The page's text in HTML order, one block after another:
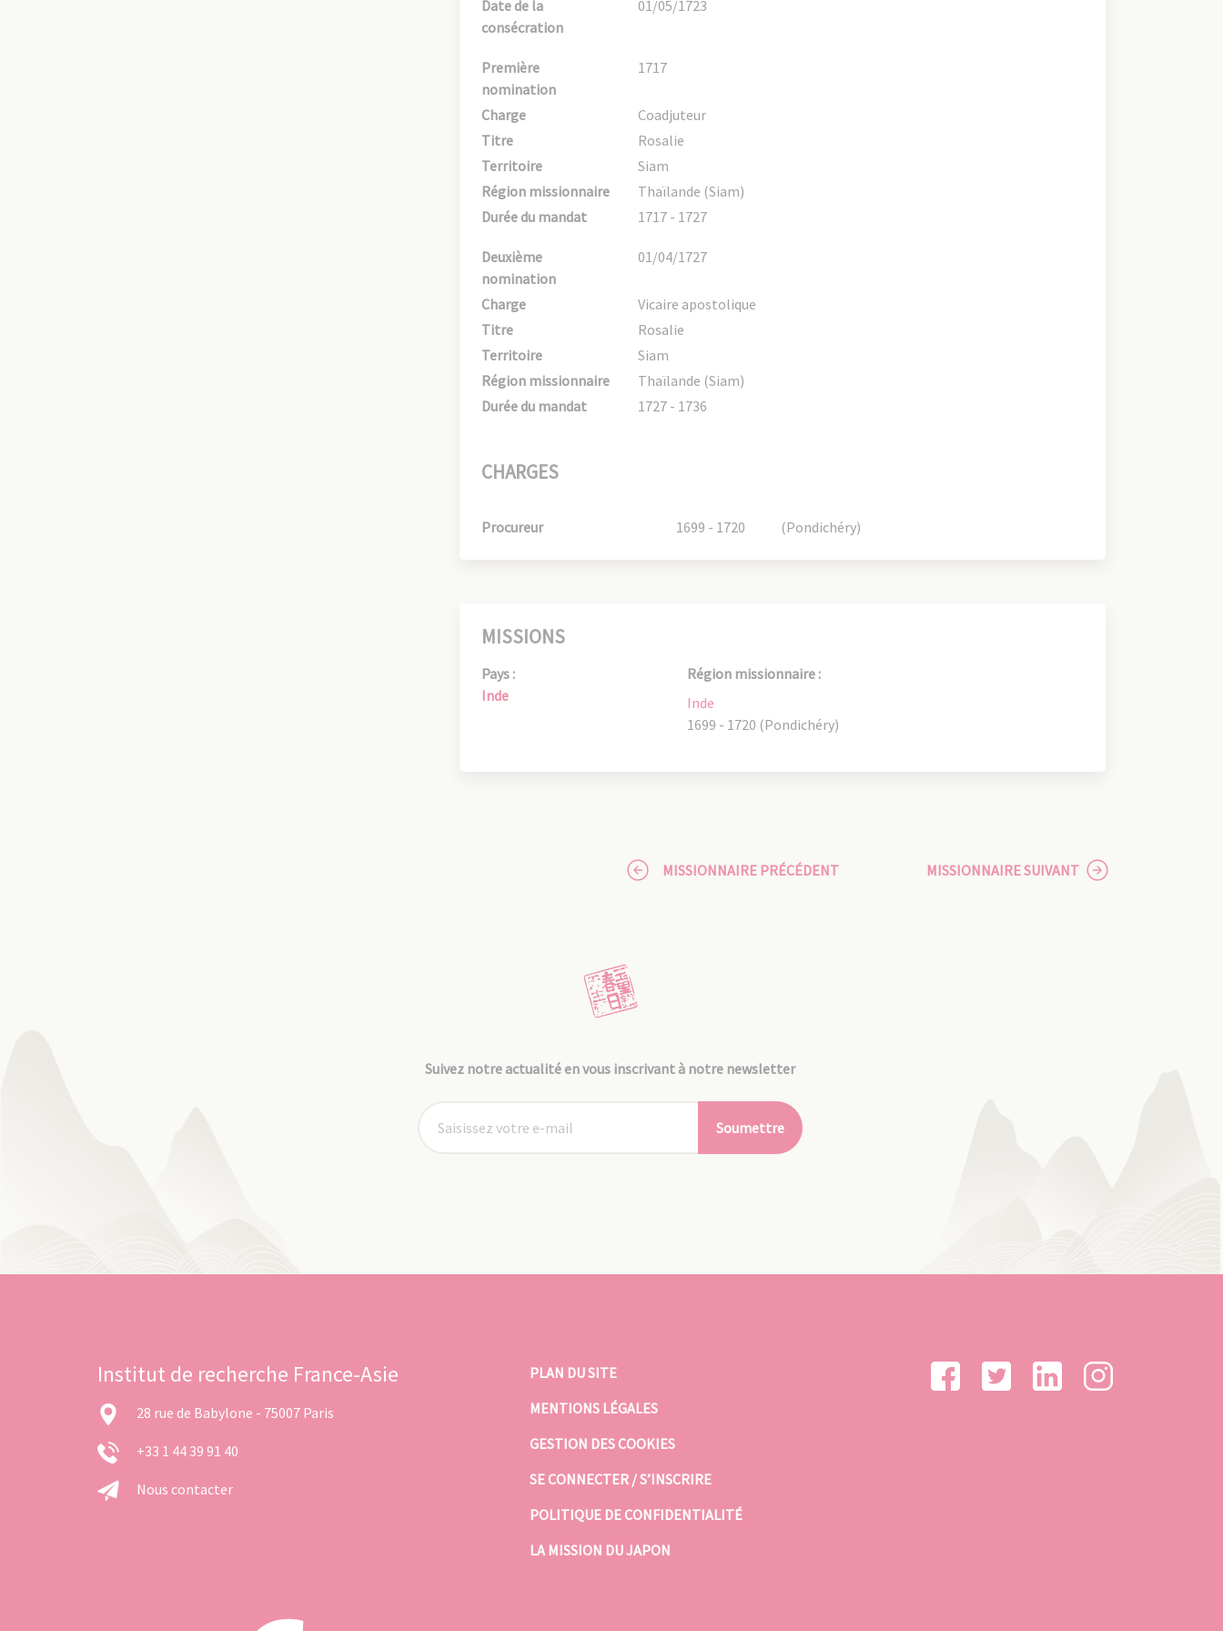
Date de la
consécration
01/05/1723
Première
nomination
1717
Charge
Coadjuteur
Titre
Rosalie
Territoire
Siam
Région missionnaire
Thaïlande (Siam)
Durée du mandat
1717 - 1727
Deuxième
nomination
01/04/1727
Charge
Vicaire apostolique
Titre
Rosalie
Territoire
Siam
Région missionnaire
Thaïlande (Siam)
Durée du mandat
1727 - 1736
CHARGES
Procureur 1699 - 1720 (Pondichéry)
MISSIONS
Pays :
Inde
Région missionnaire :
Inde
1699 - 1720 (Pondichéry)
MISSIONNAIRE PRÉCÉDENT MISSIONNAIRE SUIVANT
Suivez notre actualité en vous inscrivant à notre newsletter
Soumettre
Institut de recherche France-Asie
28 rue de Babylone - 75007 Paris
+33 1 44 39 91 40
Nous contacter
PLAN DU SITE
MENTIONS LÉGALES
GESTION DES COOKIES
SE CONNECTER / S’INSCRIRE
POLITIQUE DE CONFIDENTIALITÉ
LA MISSION DU JAPON